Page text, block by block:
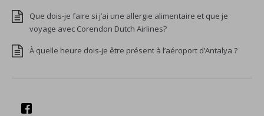
Que dois-je faire si j’ai une allergie alimentaire et que je
voyage avec Corendon Dutch Airlines?
À quelle heure dois-je être présent à l’aéroport d’Antalya ?